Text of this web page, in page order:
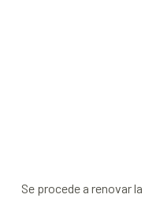
Se procede a renovar la